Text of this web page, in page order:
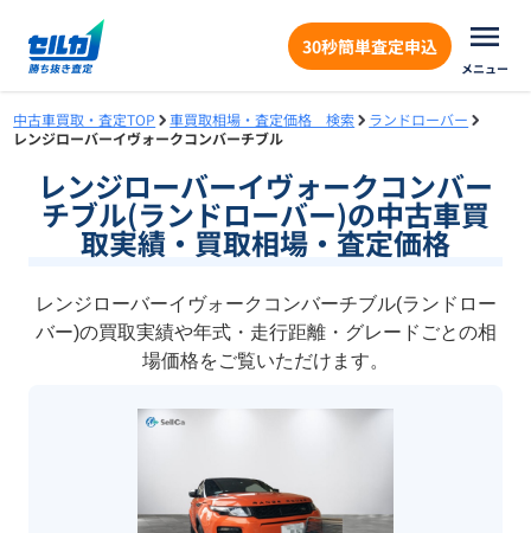
30秒簡単査定申込
メニュー
中古車買取・査定TOP 車買取相場・査定価格 検索
ランドローバー
レンジローバーイヴォークコンバーチブル
レンジローバーイヴォークコンバー
チブル(ランドローバー)の中古車買
取実績・買取相場・査定価格
レンジローバーイヴォークコンバーチブル(ランドロー
バー)の買取実績や年式・走行距離・グレードごとの相
場価格をご覧いただけます。